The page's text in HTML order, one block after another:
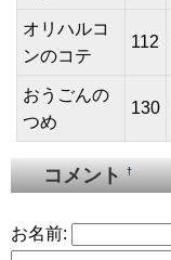
オリハルコ
ンのコテ
112
おうごんの
つめ
130
コメント†
お名前: